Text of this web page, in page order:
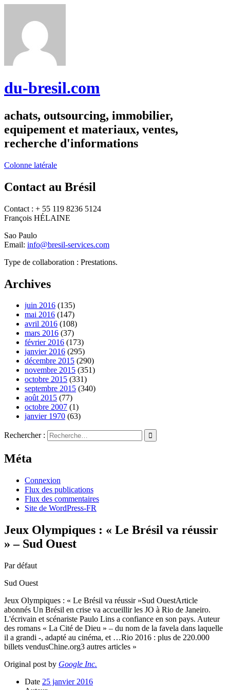
du-bresil.com
achats, outsourcing, immobilier,
equipement et materiaux, ventes,
recherche d'informations
Colonne latérale
Contact au Brésil
Contact : + 55 119 8236 5124
François HÉLAINE
Sao Paulo
Email: info@bresil-services.com
Type de collaboration : Prestations.
Archives
juin 2016 (135)
mai 2016 (147)
avril 2016 (108)
mars 2016 (37)
février 2016 (173)
janvier 2016 (295)
décembre 2015 (290)
novembre 2015 (351)
octobre 2015 (331)
septembre 2015 (340)
août 2015 (77)
octobre 2007 (1)
janvier 1970 (63)
Rechercher :
Méta
Connexion
Flux des publications
Flux des commentaires
Site de WordPress-FR
Jeux Olympiques : « Le Brésil va réussir
» – Sud Ouest
Par défaut
Sud Ouest
Jeux Olympiques : « Le Brésil va réussir »Sud OuestArticle
abonnés Un Brésil en crise va accueillir les JO à Rio de Janeiro.
L'écrivain et scénariste Paulo Lins a confiance en son pays. Auteur
des romans « La Cité de Dieu » – du nom de la favela dans laquelle
il a grandi -, adapté au cinéma, et …Rio 2016 : plus de 220.000
billets vendusChine.org3 autres articles »
Original post by Google Inc.
Date 25 janvier 2016